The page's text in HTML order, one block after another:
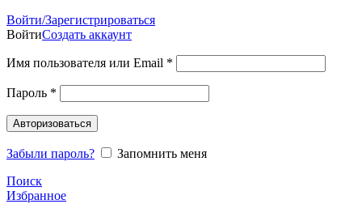
Войти/Зарегистрироваться
ВойтиСоздать аккаунт
Имя пользователя или Email *
Пароль *
Авторизоваться
Забыли пароль?
Запомнить меня
Поиск
Избранное